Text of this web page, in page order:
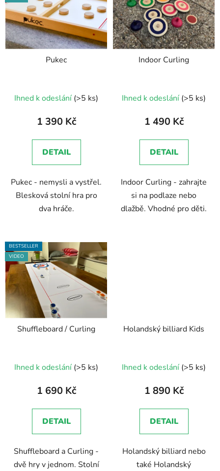
Pukec
hodnocení
produktu
4,9
z
hvězdiček.
Ihned k odeslání (>5 ks)
1 390 Kč
DETAIL
Pukec - nemysli a vystřel.
Blesková stolní hra pro
dva hráče.
Indoor Curling
Ihned k odeslání (>5 ks)
1 490 Kč
DETAIL
Indoor Curling - zahrajte
si na podlaze nebo
dlažbě. Vhodné pro děti.
BESTSELLER
VIDEO
Shuffleboard / Curling
hodnocení
produktu
5,0
z
hvězdiček.
Ihned k odeslání (>5 ks)
1 690 Kč
DETAIL
Shuffleboard a Curling -
dvě hry v jednom. Stolní
Holandský billiard Kids
Ihned k odeslání (>5 ks)
1 890 Kč
DETAIL
Holandský billiard nebo
také Holandský